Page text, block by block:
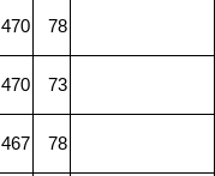
470 78
470 73
467 78